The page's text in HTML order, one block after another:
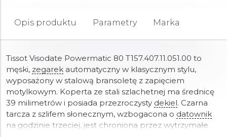
Opis produktu Parametry Marka
Tissot Visodate Powermatic 80 T157.407.11.051.00 to
męski, zegarek automatyczny w klasycznym stylu,
wyposażony w stalową bransoletę z zapięciem
motylkowym. Koperta ze stali szlachetnej ma średnicę
39 milimetrów i posiada przezroczysty dekiel. Czarna
tarcza z szlifem słonecznym, wzbogacona o datownik
na godzinie trzeciej, jest chroniona przez wytrzymałe